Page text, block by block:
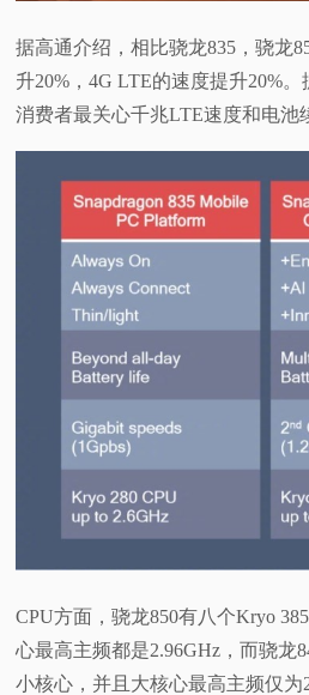
验
专
据高通介绍，相比骁龙835，骁龙
升20%，4G LTE的速度提升20%
消费者最关心千兆LTE速度和电池
CPU方面，骁龙850有八个Kryo
心最高主频都是2.96GHz，而骁龙
小核心，并且大核心最高主频仅为